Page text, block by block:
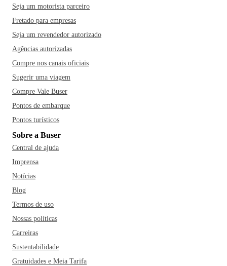
Seja um motorista parceiro
Fretado para empresas
Seja um revendedor autorizado
Agências autorizadas
Compre nos canais oficiais
Sugerir uma viagem
Compre Vale Buser
Pontos de embarque
Pontos turísticos
Sobre a Buser
Central de ajuda
Imprensa
Notícias
Blog
Termos de uso
Nossas políticas
Carreiras
Sustentabilidade
Gratuidades e Meia Tarifa